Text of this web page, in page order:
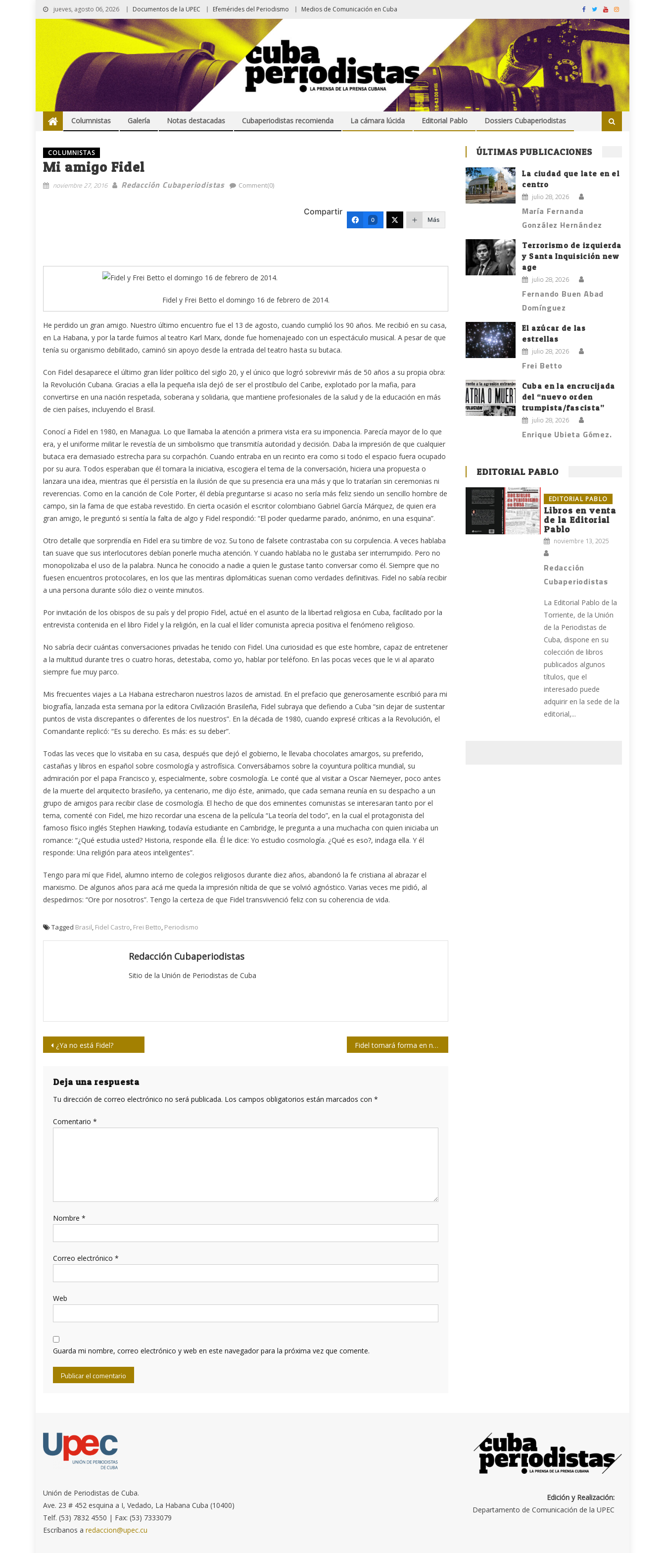
jueves, agosto 06, 2026 Documentos de la UPEC Efemérides del Periodismo Medios de Comunicación en Cuba
Columnistas Galería Notas destacadas Cubaperiodistas recomienda La cámara lúcida Editorial Pablo Dossiers Cubaperiodistas
COLUMNISTAS
Mi amigo Fidel
noviembre 27, 2016 Redacción Cubaperiodistas Comment(0)
Compartir
0 Más
Fidel y Frei Betto el domingo 16 de febrero de 2014.
He perdido un gran amigo. Nuestro último encuentro fue el 13 de agosto, cuando cumplió los 90 años. Me recibió en su casa,
en La Habana, y por la tarde fuimos al teatro Karl Marx, donde fue homenajeado con un espectáculo musical. A pesar de que
tenía su organismo debilitado, caminó sin apoyo desde la entrada del teatro hasta su butaca.
Con Fidel desaparece el último gran líder político del siglo 20, y el único que logró sobrevivir más de 50 años a su propia obra:
la Revolución Cubana. Gracias a ella la pequeña isla dejó de ser el prostíbulo del Caribe, explotado por la mafia, para
convertirse en una nación respetada, soberana y solidaria, que mantiene profesionales de la salud y de la educación en más
de cien países, incluyendo el Brasil.
Conocí a Fidel en 1980, en Managua. Lo que llamaba la atención a primera vista era su imponencia. Parecía mayor de lo que
era, y el uniforme militar le revestía de un simbolismo que transmitía autoridad y decisión. Daba la impresión de que cualquier
butaca era demasiado estrecha para su corpachón. Cuando entraba en un recinto era como si todo el espacio fuera ocupado
por su aura. Todos esperaban que él tomara la iniciativa, escogiera el tema de la conversación, hiciera una propuesta o
lanzara una idea, mientras que él persistía en la ilusión de que su presencia era una más y que lo tratarían sin ceremonias ni
reverencias. Como en la canción de Cole Porter, él debía preguntarse si acaso no sería más feliz siendo un sencillo hombre de
campo, sin la fama de que estaba revestido. En cierta ocasión el escritor colombiano Gabriel García Márquez, de quien era
gran amigo, le preguntó si sentía la falta de algo y Fidel respondió: “El poder quedarme parado, anónimo, en una esquina”.
Otro detalle que sorprendía en Fidel era su timbre de voz. Su tono de falsete contrastaba con su corpulencia. A veces hablaba
tan suave que sus interlocutores debían ponerle mucha atención. Y cuando hablaba no le gustaba ser interrumpido. Pero no
monopolizaba el uso de la palabra. Nunca he conocido a nadie a quien le gustase tanto conversar como él. Siempre que no
fuesen encuentros protocolares, en los que las mentiras diplomáticas suenan como verdades definitivas. Fidel no sabía recibir
a una persona durante sólo diez o veinte minutos.
Por invitación de los obispos de su país y del propio Fidel, actué en el asunto de la libertad religiosa en Cuba, facilitado por la
entrevista contenida en el libro Fidel y la religión, en la cual el líder comunista aprecia positiva el fenómeno religioso.
No sabría decir cuántas conversaciones privadas he tenido con Fidel. Una curiosidad es que este hombre, capaz de entretener
a la multitud durante tres o cuatro horas, detestaba, como yo, hablar por teléfono. En las pocas veces que le vi al aparato
siempre fue muy parco.
Mis frecuentes viajes a La Habana estrecharon nuestros lazos de amistad. En el prefacio que generosamente escribió para mi
biografía, lanzada esta semana por la editora Civilización Brasileña, Fidel subraya que defiendo a Cuba “sin dejar de sustentar
puntos de vista discrepantes o diferentes de los nuestros”. En la década de 1980, cuando expresé críticas a la Revolución, el
Comandante replicó: “Es su derecho. Es más: es su deber”.
Todas las veces que lo visitaba en su casa, después que dejó el gobierno, le llevaba chocolates amargos, su preferido,
castañas y libros en español sobre cosmología y astrofísica. Conversábamos sobre la coyuntura política mundial, su
admiración por el papa Francisco y, especialmente, sobre cosmología. Le conté que al visitar a Oscar Niemeyer, poco antes
de la muerte del arquitecto brasileño, ya centenario, me dijo éste, animado, que cada semana reunía en su despacho a un
grupo de amigos para recibir clase de cosmología. El hecho de que dos eminentes comunistas se interesaran tanto por el
tema, comenté con Fidel, me hizo recordar una escena de la película “La teoría del todo”, en la cual el protagonista del
famoso físico inglés Stephen Hawking, todavía estudiante en Cambridge, le pregunta a una muchacha con quien iniciaba un
romance: “¿Qué estudia usted? Historia, responde ella. Él le dice: Yo estudio cosmología. ¿Qué es eso?, indaga ella. Y él
responde: Una religión para ateos inteligentes”.
Tengo para mí que Fidel, alumno interno de colegios religiosos durante diez años, abandonó la fe cristiana al abrazar el
marxismo. De algunos años para acá me queda la impresión nítida de que se volvió agnóstico. Varias veces me pidió, al
despedirnos: “Ore por nosotros”. Tengo la certeza de que Fidel transvivenció feliz con su coherencia de vida.
Tagged Brasil, Fidel Castro, Frei Betto, Periodismo
Redacción Cubaperiodistas
Sitio de la Unión de Periodistas de Cuba
Navegación
entradas
¿Ya no está Fidel? Fidel tomará forma en nosotros
Deja una respuesta
Tu dirección de correo electrónico no será publicada. Los campos obligatorios están marcados con *
Comentario *
Nombre *
Correo electrónico *
Web
Guarda mi nombre, correo electrónico y web en este navegador para la próxima vez que comente.
ÚLTIMAS PUBLICACIONES
La ciudad que late en el
centro
julio 28, 2026
María Fernanda
González Hernández
Terrorismo de izquierda
y Santa Inquisición new
age
julio 28, 2026
Fernando Buen Abad
Domínguez
El azúcar de las
estrellas
julio 28, 2026
Frei Betto
Cuba en la encrucijada
del “nuevo orden
trumpista/fascista”
julio 28, 2026
Enrique Ubieta Gómez.
EDITORIAL PABLO
EDITORIAL PABLO
Libros en venta
de la Editorial
Pablo
noviembre 13, 2025
Redacción
Cubaperiodistas
La Editorial Pablo de la
Torriente, de la Unión
de la Periodistas de
Cuba, dispone en su
colección de libros
publicados algunos
títulos, que el
interesado puede
adquirir en la sede de la
editorial,...
Unión de Periodistas de Cuba.
Ave. 23 # 452 esquina a I, Vedado, La Habana Cuba (10400)
Telf. (53) 7832 4550 | Fax: (53) 7333079
Escríbanos aredaccion@upec.cu
Edición y Realización:
Departamento de Comunicación de la UPEC